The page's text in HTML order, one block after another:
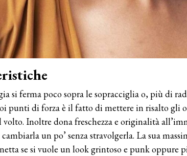
si ferma poco sopra le sopracciglia o, più di
punti di forza è il fatto di mettere in risalto gli
Inoltre dona freschezza e originalità
un po’ senza stravolgerla. La sua
se si vuole un look grintoso e punk oppure